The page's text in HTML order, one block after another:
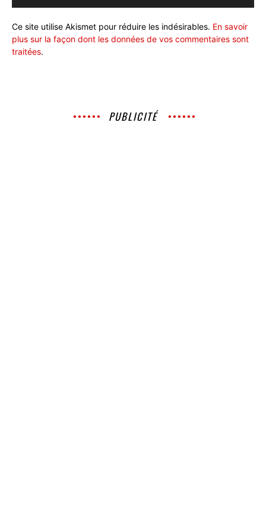
Ce site utilise Akismet pour réduire les indésirables. En savoir
plus sur la façon dont les données de vos commentaires sont
traitées.
PUBLICITÉ